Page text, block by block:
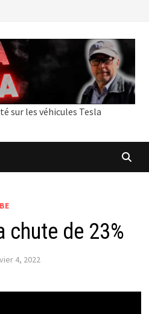
sur les véhicules Tesla
chute de 23%
4, 2022